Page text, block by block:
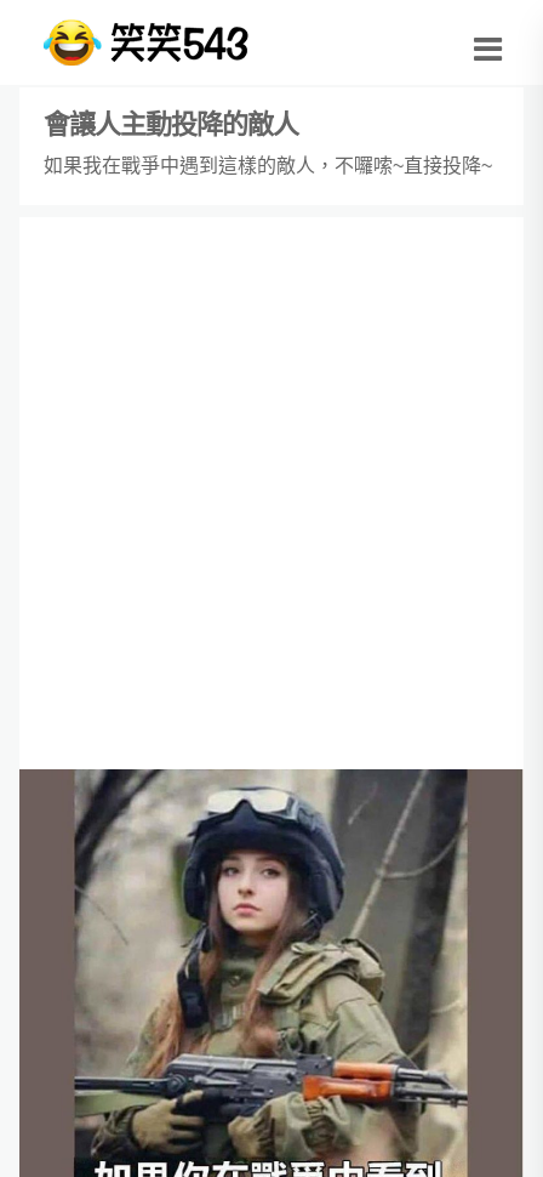
會讓人主動投降的敵人
如果我在戰爭中遇到這樣的敵人，不囉嗦~直接投降~